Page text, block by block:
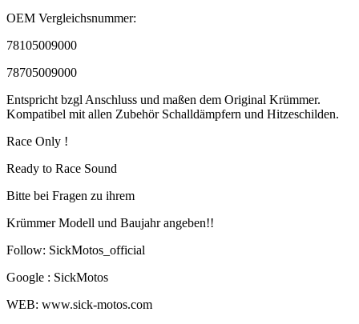
OEM Vergleichsnummer:
78105009000
78705009000
Entspricht bzgl Anschluss und maßen dem Original Krümmer.
Kompatibel mit allen Zubehör Schalldämpfern und Hitzeschilden.
Race Only !
Ready to Race Sound
Bitte bei Fragen zu ihrem
Krümmer Modell und Baujahr angeben!!
Follow: SickMotos_official
Google : SickMotos
WEB: www.sick-motos.com